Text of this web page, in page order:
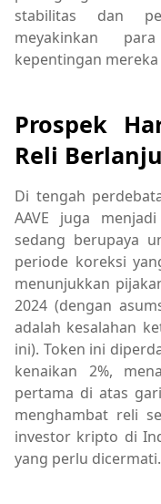
stabilitas dan
meyakinkan
kepentingan
Prospek
Reli
Di tengah
AAVE juga
sedang berupaya
periode koreksi
menunjukkan
2024 (dengan
adalah kesalahan
ini). Token ini
kenaikan 2%,
pertama di atas
menghambat reli
investor kripto di
yang perlu dicermati.